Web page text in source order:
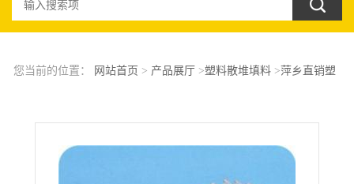
您当前的位置： 网站首页 > 产品展厅>塑料散堆填料>萍乡直销塑